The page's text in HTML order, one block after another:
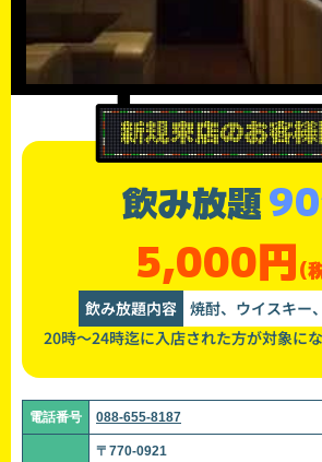
飲み放題
5,000円(
飲み放題内容 焼酎、ウイスキー
20時～24時迄に入店された方が対象にな
電話番号 088-655-8187
〒770-0921